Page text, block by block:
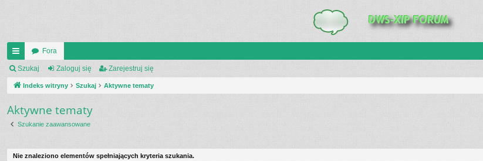
UI
C
K
_L
K
Fora
Szukaj Zaloguj się Zarejestruj się
Indeks witryny Szukaj Aktywne tematy
Aktywne tematy
Szukanie zaawansowane
Nie znaleziono elementów spełniających kryteria szukania.